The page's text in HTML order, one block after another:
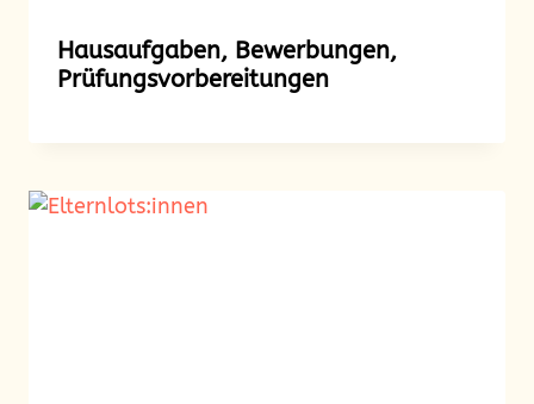
Hausaufgaben, Bewerbungen,
Prüfungsvorberei­tungen